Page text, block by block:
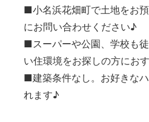
■小名浜花畑町で土地をお
にお問い合わせください♪
■スーパーや公園、学校も
い住環境をお探しの方にお
■建築条件なし。お好きな
れます♪